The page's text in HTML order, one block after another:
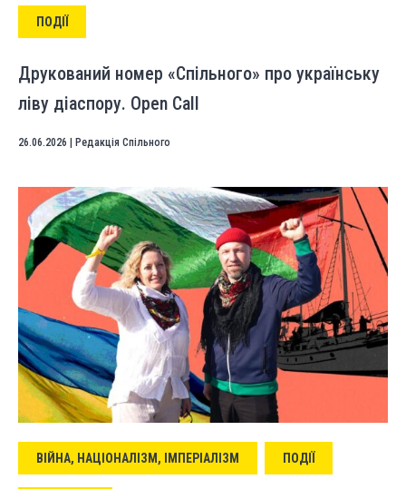
ПОДІЇ
Друкований номер «Спільного» про українську
ліву діаспору. Open Call
26.06.2026 Редакція Спільного
ВІЙНА, НАЦІОНАЛІЗМ, ІМПЕРІАЛІЗМ ПОДІЇ